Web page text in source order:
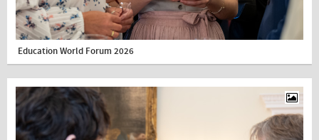
Education World Forum 2026